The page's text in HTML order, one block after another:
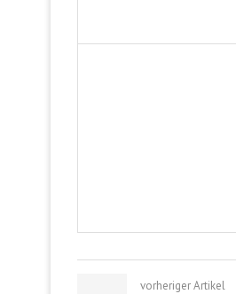
vorheriger Artikel